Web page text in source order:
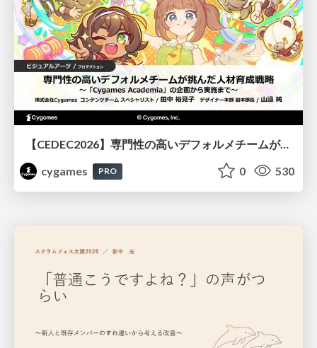
【CEDEC2026】専門性の高いデフォルメチームが挑んだ人材育成戦略 〜Cygames Academiaの企画から実施まで〜
cygames
PRO 0 530